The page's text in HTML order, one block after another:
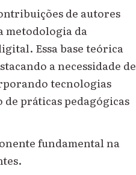
de autores
metodologia da
Essa base teórica
a necessidade de
tecnologias
práticas pedagógicas
fundamental na